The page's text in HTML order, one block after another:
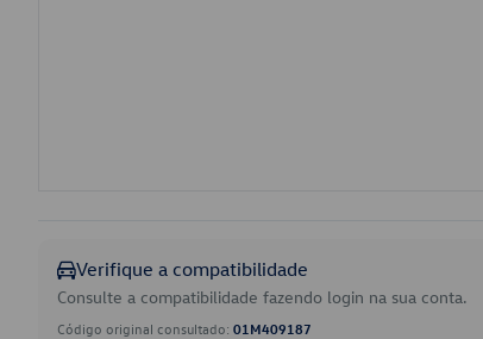
Verifique a compatibilidade
Consulte a compatibilidade fazendo login na sua conta.
Código original consultado: 01M409187